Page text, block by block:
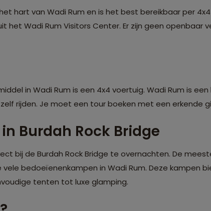
hart van Wadi Rum en is het best bereikbaar per
het Wadi Rum Visitors Center. Er zijn geen openbaar
in Wadi Rum is een 4x4 voertuig. Wadi Rum is
rijden. Je moet een tour boeken met een erkende
Burdah Rock Bridge
bij de Burdah Rock Bridge te overnachten. De
vele bedoeïenenkampen in Wadi Rum. Deze kampen
tenten tot luxe glamping.